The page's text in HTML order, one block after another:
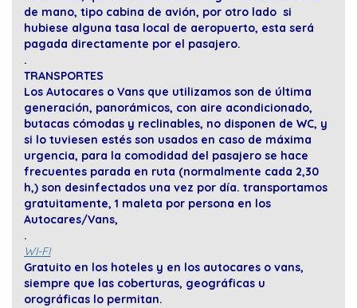
de mano, tipo cabina de avión, por otro lado si
hubiese alguna tasa local de aeropuerto, esta será
pagada directamente por el pasajero.
.
TRANSPORTES
Los Autocares o Vans que utilizamos son de última
generación, panorámicos, con aire acondicionado,
butacas cómodas y reclinables, no disponen de WC, y
si lo tuviesen estés son usados en caso de máxima
urgencia, para la comodidad del pasajero se hace
frecuentes parada en ruta (normalmente cada 2,30
h,) son desinfectados una vez por día. transportamos
gratuitamente, 1 maleta por persona en los
Autocares/Vans,
.
WI-FI
Gratuito en los hoteles y en los autocares o vans,
siempre que las coberturas, geográficas u
orográficas lo permitan.